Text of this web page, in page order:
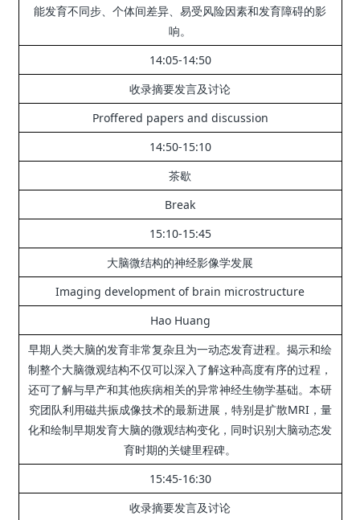
能发育不同步、个体间差异、易受风险因素和发育障碍的影
响。
14:05-14:50
收录摘要发言及讨论
Proffered papers and discussion
14:50-15:10
茶歇
Break
15:10-15:45
大脑微结构的神经影像学发展
Imaging development of brain microstructure
Hao Huang
早期人类大脑的发育非常复杂且为一动态发育进程。 揭示和绘
制整个大脑微观结构不仅可以深入了解这种高度有序的过程，
还可了解与早产和其他疾病相关的异常神经生物学基础。 本研
究团队利用磁共振成像技术的最新进展，特别是扩散MRI，量
化和绘制早期发育大脑的微观结构变化，同时识别大脑动态发
育时期的关键里程碑。
15:45-16:30
收录摘要发言及讨论